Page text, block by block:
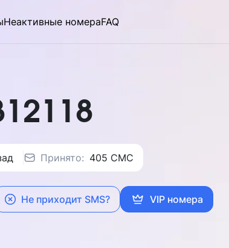
Неактивные номераFAQ
Принято: 405 CMC
Не приходит SMS? VIP номера